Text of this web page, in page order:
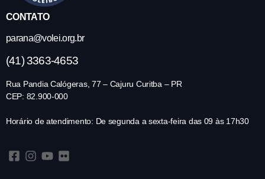
CONTATO
parana@volei.org.br
(41) 3363-4653
Rua Pandia Calógeras, 77 – Cajuru Curitba – PR
CEP: 82.900-000
Horário de atendimento: De segunda a sexta-feira das 09 às 17h30